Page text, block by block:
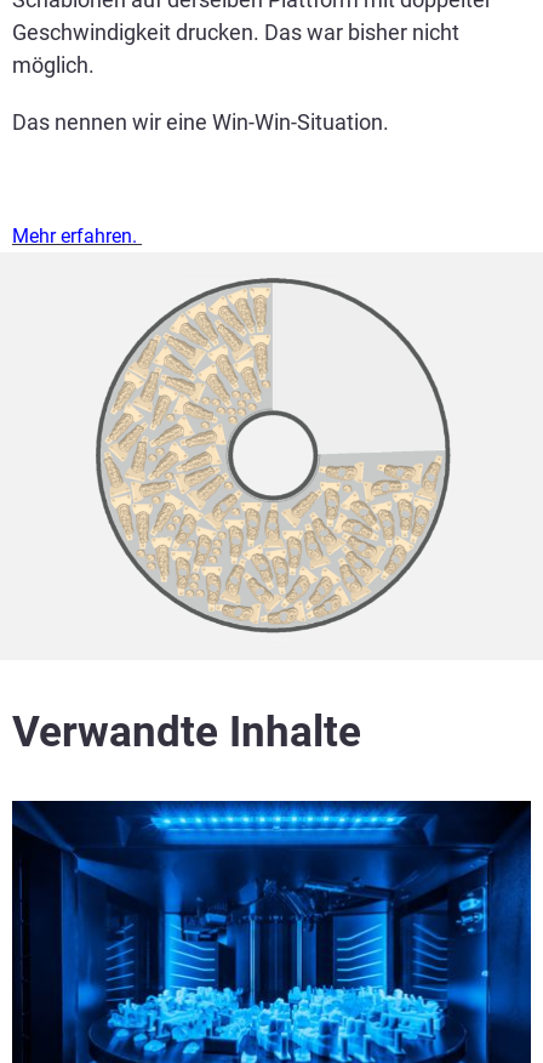
Geschwindigkeit drucken. Das war bisher nicht
möglich.
Das nennen wir eine Win-Win-Situation.
Mehr erfahren.
Verwandte Inhalte